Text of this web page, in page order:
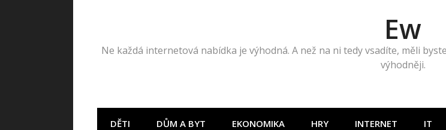
Ew
Ne každá internetová nabídka je výhodná. A než na ni tedy vsadíte, měli
výhodněji.
DĚTI DŮM A BYT EKONOMIKA HRY INTERNET IT